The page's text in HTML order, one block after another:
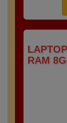
RAM